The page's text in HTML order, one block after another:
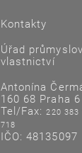
Kontakty
Úřad
vlastnictví
Antonína
160 68 Praha
Tel/Fax:220 383
718
IČO: 48135097